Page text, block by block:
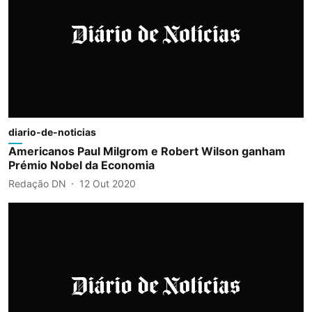
diario-de-noticias
Americanos Paul Milgrom e Robert Wilson ganham
Prémio Nobel da Economia
Redação DN 12 Out 2020